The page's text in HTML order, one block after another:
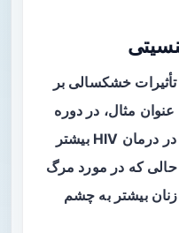
خشکسالی بر
مثال، در دوره
خشکسالی اخیر، افزایش وقفه در درمان HIV بیشتر
که در مورد مرگ
بیشتر به چشم